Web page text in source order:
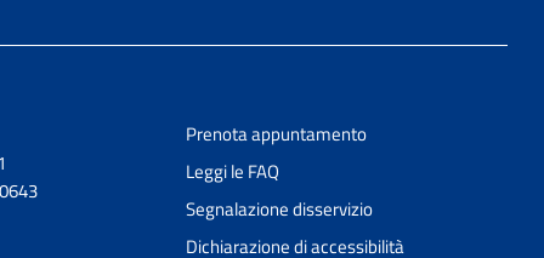
Prenota appuntamento
Leggi le FAQ
Segnalazione disservizio
Dichiarazione di accessibilità